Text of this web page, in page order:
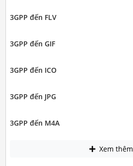
3GPP đến FLV
3GPP đến GIF
3GPP đến ICO
3GPP đến JPG
3GPP đến M4A
Xem thêm